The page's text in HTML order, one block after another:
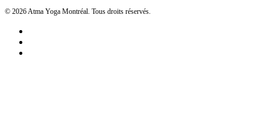
© 2026 Atma Yoga Montréal. Tous droits réservés.